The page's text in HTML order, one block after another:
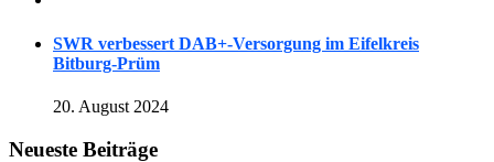
SWR verbessert DAB+-Versorgung im Eifelkreis
Bitburg-Prüm
20. August 2024
Neueste Beiträge